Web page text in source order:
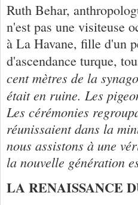
Ruth Behar,
n'est pas une visiteuse
à La Havane, fille d'un
d'ascendance turque,
cent mètres de la
était en ruine. Les
Les cérémonies
réunissaient dans la
nous assistons à une
la nouvelle génération
LA RENAISSANCE